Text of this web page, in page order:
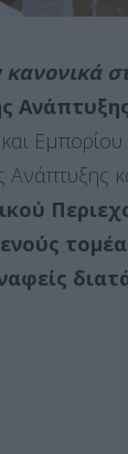
Ανάπτυξης